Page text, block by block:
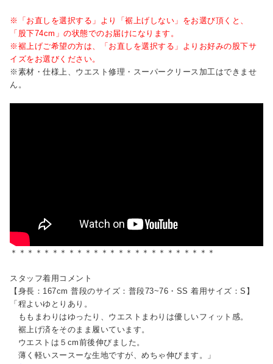
※「お直しを選択する」より「裾上げしない」をお選び頂くと、
「股下74cm」の状態でのお届けになります。
※裾上げご希望の方は、「お直しを選択する」よりお好みの股下サ
イズをお選びください。
※素材・仕様上、ウエスト修理・スーパークリース加工はできませ
ん。
＊＊＊＊＊＊＊＊＊＊＊＊＊＊＊＊＊＊＊＊＊＊＊＊＊
スタッフ着用コメント
【身長：167cm 普段のサイズ：普段73~76・SS 着用サイズ：S】
「程よいゆとりあり。
ももまわりはゆったり、ウエストまわりは優しいフィット感。
裾上げ済をそのまま履いています。
ウエストは５cm前後伸びました。
薄く軽いスースーな生地ですが、めちゃ伸びます。」